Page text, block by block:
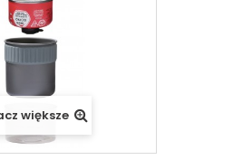
większe